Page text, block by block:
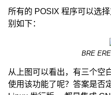
所有的 POSIX 程序可以选
别如下：
BRE
从上图可以看出，有三个空
使用该功能了呢？答案是否